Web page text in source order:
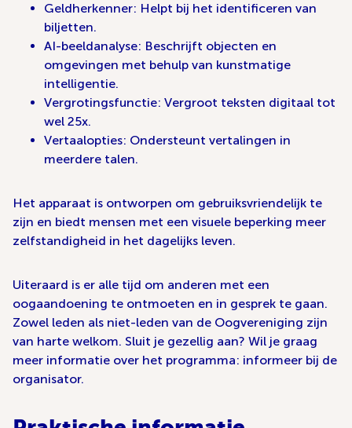
Geldherkenner: Helpt bij het identificeren van
biljetten.
AI-beeldanalyse: Beschrijft objecten en
omgevingen met behulp van kunstmatige
intelligentie.
Vergrotingsfunctie: Vergroot teksten digitaal tot
wel 25x.
Vertaalopties: Ondersteunt vertalingen in
meerdere talen.
Het apparaat is ontworpen om gebruiksvriendelijk te
zijn en biedt mensen met een visuele beperking meer
zelfstandigheid in het dagelijks leven.
Uiteraard is er alle tijd om anderen met een
oogaandoening te ontmoeten en in gesprek te gaan.
Zowel leden als niet-leden van de Oogvereniging zijn
van harte welkom. Sluit je gezellig aan? Wil je graag
meer informatie over het programma: informeer bij de
organisator.